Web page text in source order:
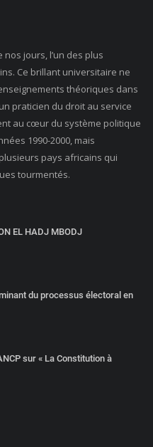
nos jours, l’un des plus
Ce brillant universitaire ne
théoriques dans
praticien du droit au service
au cœur du système politique
1990-2000, mais
pays africains qui
tourmentés.
EL HADJ MBODJ
du processus électoral en
sur « La Constitution à